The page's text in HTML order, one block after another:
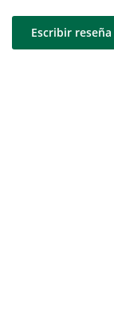
Escribir reseña